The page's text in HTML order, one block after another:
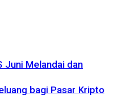
Juni Melandai dan
bagi Pasar Kripto